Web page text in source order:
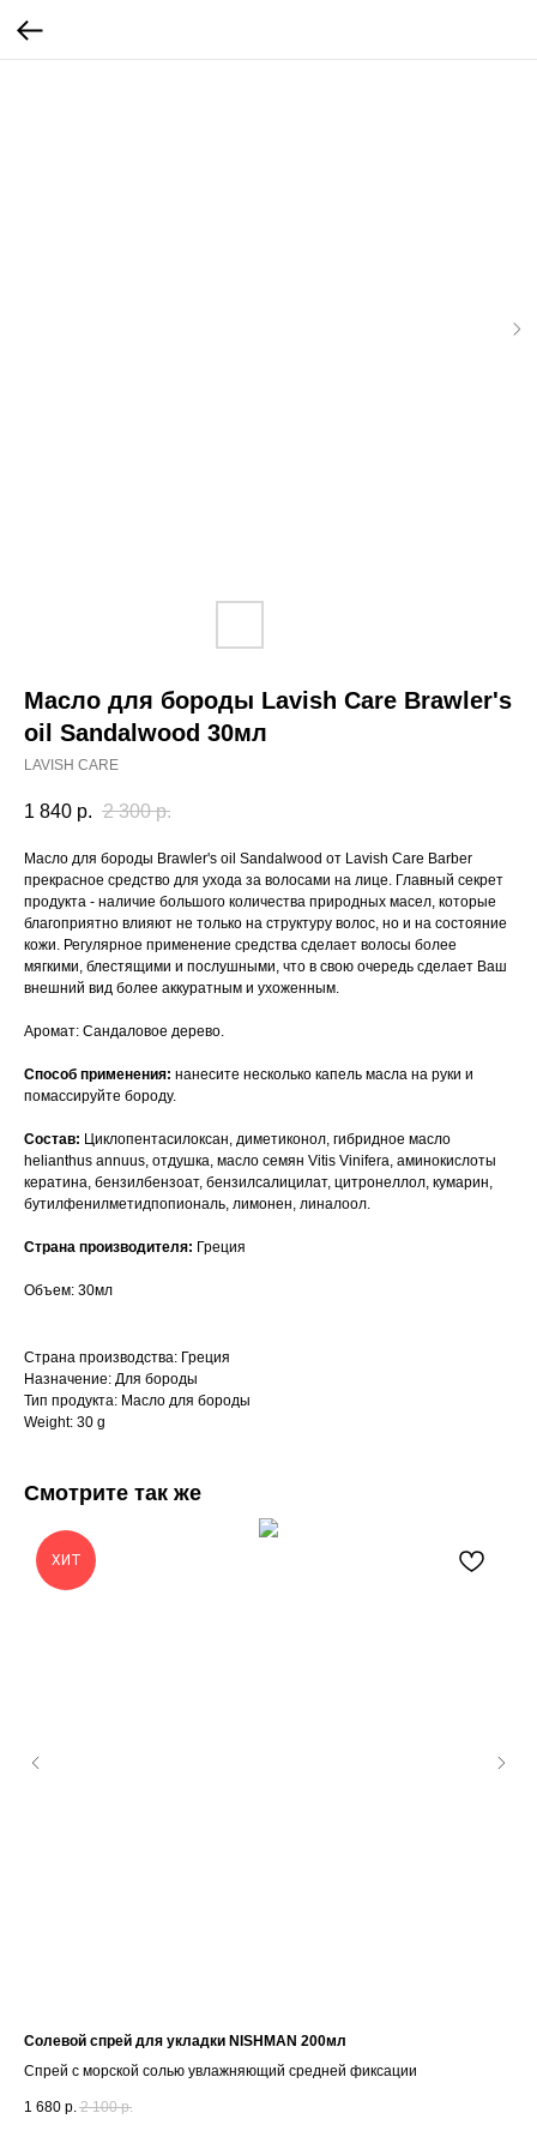
Масло для бороды Lavish Care Brawler's
oil Sandalwood 30мл
LAVISH CARE
1 840 р. 2 300 р.
Масло для бороды Brawler's oil Sandalwood от Lavish Care Barber
прекрасное средство для ухода за волосами на лице. Главный секрет
продукта - наличие большого количества природных масел, которые
благоприятно влияют не только на структуру волос, но и на состояние
кожи. Регулярное применение средства сделает волосы более
мягкими, блестящими и послушными, что в свою очередь сделает Ваш
внешний вид более аккуратным и ухоженным.
Аромат: Сандаловое дерево.
Способ применения: нанесите несколько капель масла на руки и
помассируйте бороду.
Состав: Циклопентасилоксан, диметиконол, гибридное масло
helianthus annuus, отдушка, масло семян Vitis Vinifera, аминокислоты
кератина, бензилбензоат, бензилсалицилат, цитронеллол, кумарин,
бутилфенилметидпопиональ, лимонен, линалоол.
Страна производителя: Греция
Объем: 30мл
Страна производства: Греция
Назначение: Для бороды
Тип продукта: Масло для бороды
Weight: 30 g
Смотрите так же
ХИТ
Солевой спрей для укладки NISHMAN 200мл
Спрей с морской солью увлажняющий средней фиксации
1 680 р. 2 100 р.